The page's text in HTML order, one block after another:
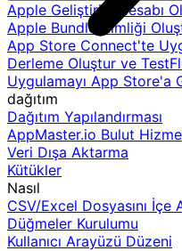
Apple Geliştirici Hesabı
Apple Bundle Kimliği
App Store Connect'te
Derleme Oluştur ve
Uygulamayı App Store'a
dağıtım
Dağıtım Yapılandırması
AppMaster.io Bulut
Veri Dışa Aktarma
Kütükler
Nasıl
CSV/Excel Dosyasını İçe
Düğmeler Kurulumu
Kullanıcı Arayüzü Düzeni